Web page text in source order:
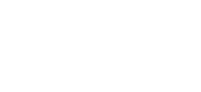
alles Gute für die Zukunft.